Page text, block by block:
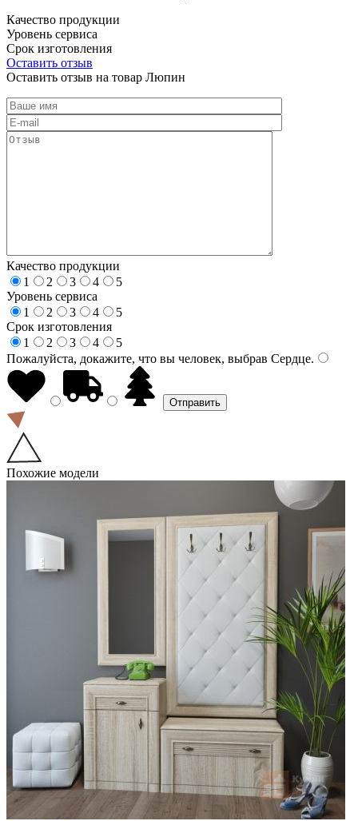
Качество продукции
Уровень сервиса
Срок изготовления
Оставить отзыв
Оставить отзыв на товар Люпин
Качество продукции
1
2 3 4
5
Уровень сервиса
1
2 3 4
5
Срок изготовления
1
2 3 4
5
Пожалуйста, докажите, что вы человек, выбрав Сердце.
Похожие модели